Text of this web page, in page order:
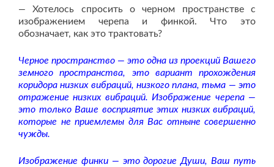
— Хотелось спросить о черном пространстве с
изображением черепа и финкой. Что это
обозначает, как это трактовать?
Черное пространство — это одна из проекций Вашего
земного пространства, это вариант прохождения
коридора низких вибраций, низкого плана, тьма — это
отражение низких вибраций. Изображение черепа —
это только Ваше восприятие этих низких вибраций,
которые не приемлемы для Вас отныне совершенно
чужды.
Изображение финки — это дорогие Души, Ваш путь